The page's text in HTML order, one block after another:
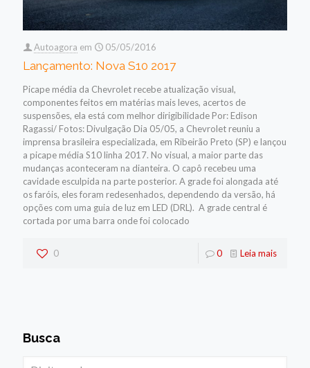
Autoagora em 05/05/2016
Lançamento: Nova S10 2017
Picape média da Chevrolet recebe atualização visual,
componentes feitos em matérias mais leves, acertos de
suspensões, ela está com melhor dirigibilidade Por: Edison
Ragassi/ Fotos: Divulgação Dia 05/05, a Chevrolet reuniu a
imprensa brasileira especializada, em Ribeirão Preto (SP) e lançou
a picape média S10 linha 2017. No visual, a maior parte das
mudanças aconteceram na dianteira. O capô recebeu uma
cavidade esculpida na parte posterior. A grade foi alongada até
os faróis, eles foram redesenhados, dependendo da versão, há
opções com uma guia de luz em LED (DRL). A grade central é
cortada por uma barra onde foi colocado
0 0 Leia mais
Busca